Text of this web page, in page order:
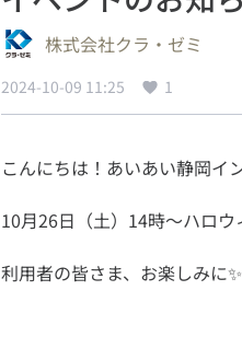
株式会社クラ・ゼミ
2024-10-09 11:25 1